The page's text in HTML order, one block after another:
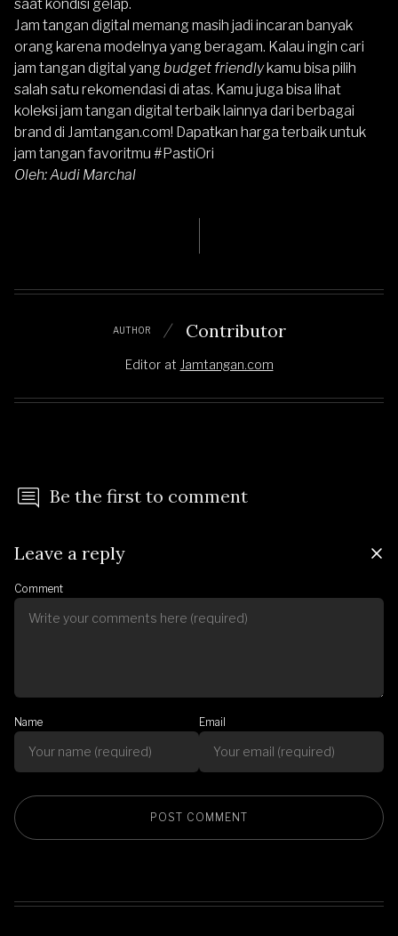
saat kondisi gelap.
Jam tangan digital memang masih jadi incaran banyak
orang karena modelnya yang beragam. Kalau ingin cari
jam tangan digital yang budget friendlykamu bisa pilih
salah satu rekomendasi di atas. Kamu juga bisa lihat
koleksi jam tangan digital terbaik lainnya dari berbagai
brand di Jamtangan.com! Dapatkan harga terbaik untuk
jam tangan favoritmu #PastiOri
Oleh: Audi Marchal
AUTHOR Contributor
Editor at Jamtangan.com
Be the first to comment
Leave a reply
Comment
Name Email